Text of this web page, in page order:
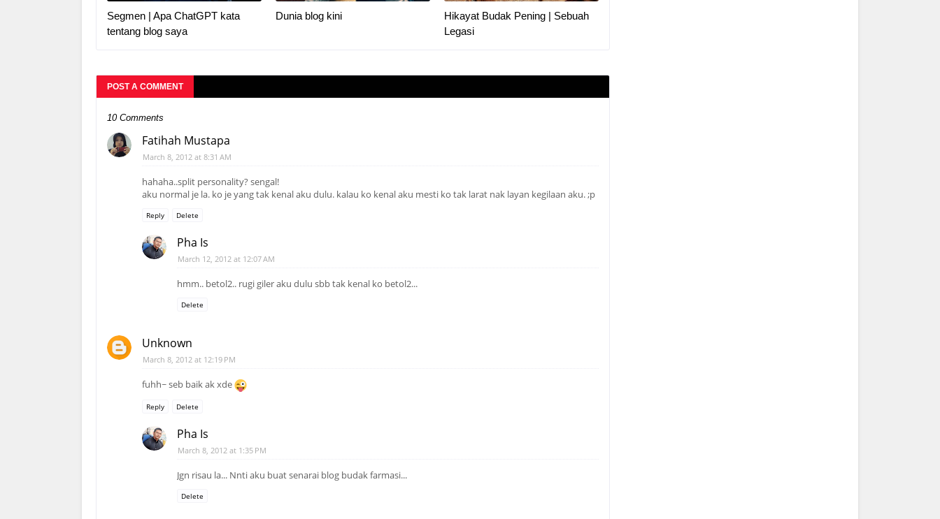
Segmen | Apa ChatGPT kata
tentang blog saya
Dunia blog kini
Hikayat Budak Pening | Sebuah
Legasi
POST A COMMENT
10 Comments
Fatihah Mustapa
March 8, 2012 at 8:31 AM
hahaha..split personality? sengal!
aku normal je la. ko je yang tak kenal aku dulu. kalau ko kenal aku mesti ko tak larat nak layan kegilaan aku. ;p
Reply Delete
Pha Is
March 12, 2012 at 12:07 AM
hmm.. betol2.. rugi giler aku dulu sbb tak kenal ko betol2...
Delete
Unknown
March 8, 2012 at 12:19 PM
fuhh~ seb baik ak xde
Reply Delete
Pha Is
March 8, 2012 at 1:35 PM
Jgn risau la... Nnti aku buat senarai blog budak farmasi...
Delete